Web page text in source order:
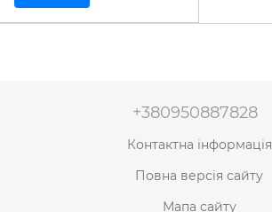
+380950887828
Контактна інформація
Повна версія сайту
Мапа сайту